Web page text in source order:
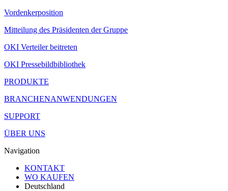
Vordenkerposition
Mitteilung des Präsidenten der Gruppe
OKI Verteiler beitreten
OKI Pressebildbibliothek
PRODUKTE
BRANCHENANWENDUNGEN
SUPPORT
ÜBER UNS
Navigation
KONTAKT
WO KAUFEN
Deutschland